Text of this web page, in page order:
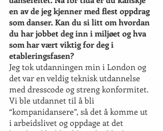
en av de jeg kjenner med flest oppdrag
som danser. Kan du si litt om hvordan
du har jobbet deg inn i miljøet og hva
som har vært viktig for deg i
etableringsfasen?
Jeg tok utdanningen min i London og
det var en veldig teknisk utdannelse
med dresscode og streng konformitet.
Vi ble utdannet til å bli
“kompanidansere”, så det å komme ut
i arbeidslivet og oppdage at det